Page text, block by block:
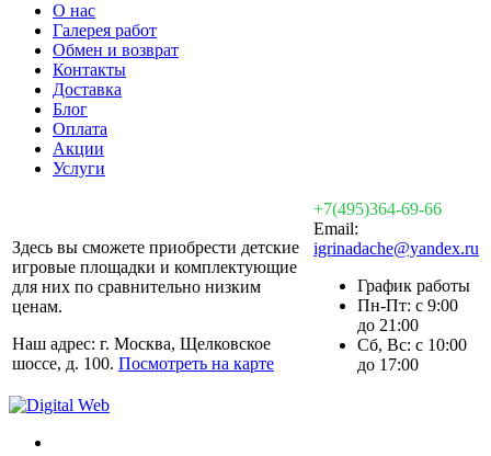
О нас
Галерея работ
Обмен и возврат
Контакты
Доставка
Блог
Оплата
Акции
Услуги
Здесь вы сможете приобрести детские
игровые площадки и комплектующие
для них по сравнительно низким
ценам.
Наш адрес: г. Москва, Щелковское
шоссе, д. 100. Посмотреть на карте
+7(495)364-69-66
Email:
igrinadache@yandex.ru
График работы
Пн-Пт: с 9:00
до 21:00
Сб, Вс: с 10:00
до 17:00